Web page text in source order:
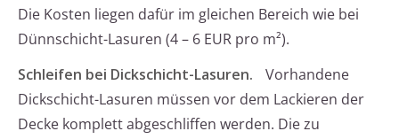
Die Kosten liegen dafür im gleichen Bereich wie bei
Dünnschicht-Lasuren (4 – 6 EUR pro m²).
Schleifen bei Dickschicht-Lasuren.
Vorhandene
Dickschicht-Lasuren müssen vor dem Lackieren der
Decke komplett abgeschliffen werden. Die zu